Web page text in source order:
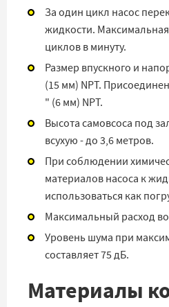
За один цикл насос
жидкости.
циклов в минуту.
Размер впускного и
(15 мм) NPT.
" (6 мм) NPT.
Высота самовсоса под
всухую - до 3,6 метров.
При соблюдении
материалов насоса к
использоваться как
Максимальный расход
Уровень шума при
составляет 75 дБ.
Материалы